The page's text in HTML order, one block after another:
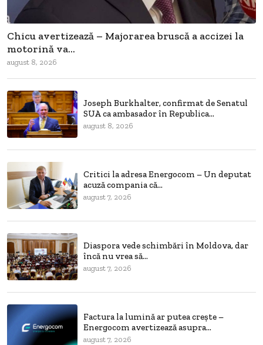
Chicu avertizează – Majorarea bruscă a accizei la
motorină va...
august 8, 2026
Joseph Burkhalter, confirmat de Senatul
SUA ca ambasador în Republica...
august 8, 2026
Critici la adresa Energocom – Un deputat
acuză compania că...
august 7, 2026
Diaspora vede schimbări în Moldova, dar
încă nu vrea să...
august 7, 2026
Factura la lumină ar putea crește –
Energocom avertizează asupra...
august 7, 2026